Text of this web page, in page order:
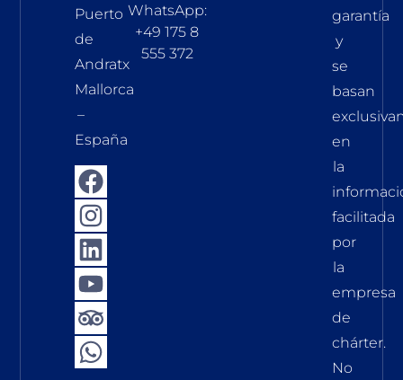
Puerto
de
Andratx
Mallorca
–
España
WhatsApp:
+49 175 8
555 372
garantía
y
se
basan
en
la
facilitada
por
la
empresa
de
chárter.
No